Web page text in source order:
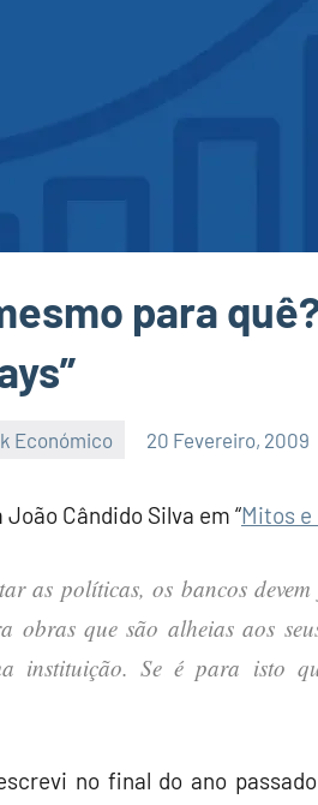
para
Económico 20 Fevereiro, 2009
Cândido Silva em “Mitos e
as políticas, os bancos
obras que são alheias aos
instituição. Se é para isto
no final do ano passado